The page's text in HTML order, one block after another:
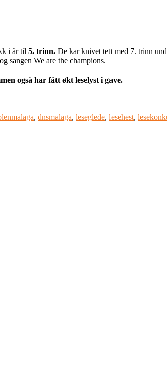
i år til 5. trinn. De kar knivet tett med 7. trinn
sangen We are the champions.
også har fått økt leselyst i gave.
, dnsmalaga, leseglede, lesehest,